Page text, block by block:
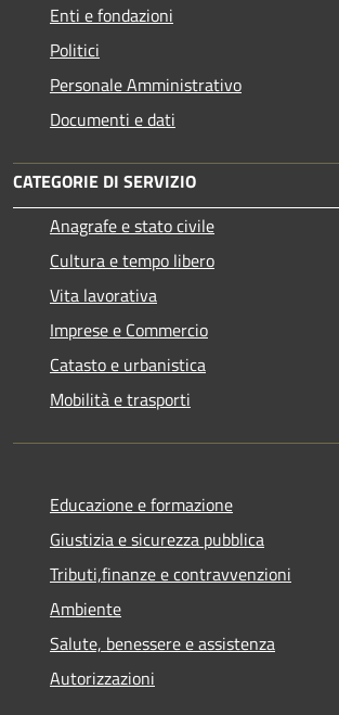
Enti e fondazioni
Politici
Personale Amministrativo
Documenti e dati
CATEGORIE DI SERVIZIO
Anagrafe e stato civile
Cultura e tempo libero
Vita lavorativa
Imprese e Commercio
Catasto e urbanistica
Mobilità e trasporti
Educazione e formazione
Giustizia e sicurezza pubblica
Tributi,finanze e contravvenzioni
Ambiente
Salute, benessere e assistenza
Autorizzazioni